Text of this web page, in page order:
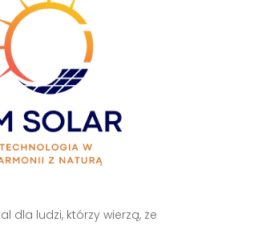
dla ludzi, którzy wierzą, że